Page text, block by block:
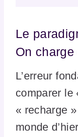
Le
On charge
L’erreur
comparer le
« recharge
monde